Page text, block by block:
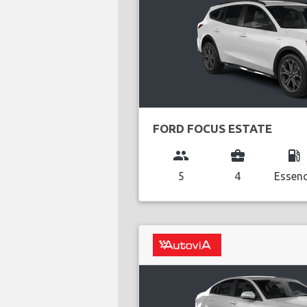
FORD FOCUS ESTATE
group
5
business_center
4
local_gas_station